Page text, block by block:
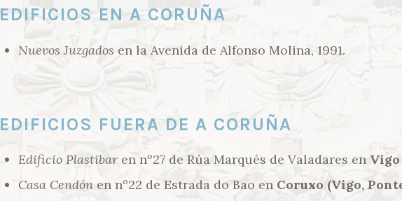
EDIFICIOS EN A CORUÑA
Nuevos Juzgados en la Avenida de Alfonso Molina, 1991.
EDIFICIOS FUERA DE A CORUÑA
Edificio Plastibar en nº27 de Rúa Marqués de Valadares en
Casa Cendón en nº22 de Estrada do Bao en Coruxo (Vigo,